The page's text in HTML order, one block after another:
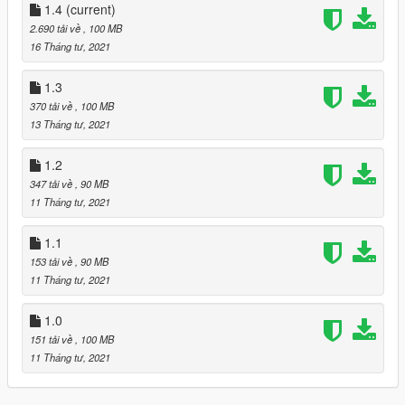
1.4 (current)
2.690 tải về
, 100 MB
16 Tháng tư, 2021
1.3
370 tải về
, 100 MB
13 Tháng tư, 2021
1.2
347 tải về , 90 MB
11 Tháng tư, 2021
1.1
153 tải về , 90 MB
11 Tháng tư, 2021
1.0
151 tải về
, 100 MB
11 Tháng tư, 2021